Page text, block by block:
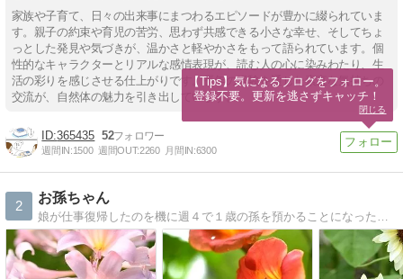
家族や子育て、日々の出来事にまつわるエピソードが豊かに綴られていま
す。親子の約束や育児の苦労、思わず共感できる小さな幸せ、そしてちょ
っとした発見や気づきが、温かさと軽やかさをもって語られています。個
性的なキャラクターとリアルな感情表現が、読む人の心に染みわたり、生
活の彩りを感じさせる仕上がりです。長年の経験を通じた素直な気持ちの
交流が、自然体の魅力を引き出しています。
365435 52
週間IN:1500 週間OUT:2260 月間IN:6300
2
お孫ちゃん
娘が仕事復帰したのを機に週４で１歳の孫を預かることになった ばぁばの備忘録
【Tips】気になるブログをフォロー。
登録不要。更新を逃さずキャッチ！
閉じる